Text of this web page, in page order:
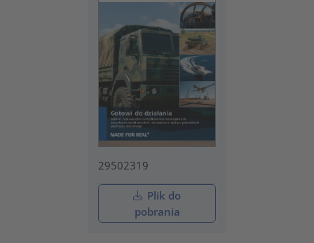
29502319
Plik do
pobrania